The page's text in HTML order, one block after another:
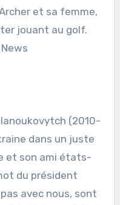
et sa femme,
jouant au golf.
(2010-
dans un juste
et son ami états-
du président
avec nous, sont